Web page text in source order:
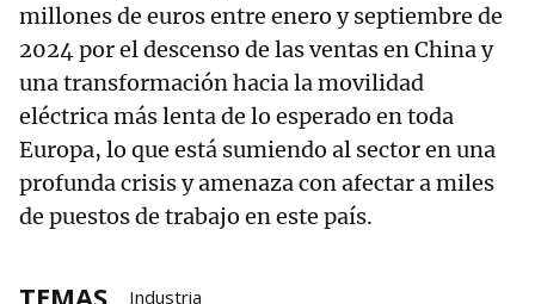
millones de euros entre enero y septiembre de
2024 por el descenso de las ventas en China y
una transformación hacia la movilidad
eléctrica más lenta de lo esperado en toda
Europa, lo que está sumiendo al sector en una
profunda crisis y amenaza con afectar a miles
de puestos de trabajo en este país.
TEMAS Industria